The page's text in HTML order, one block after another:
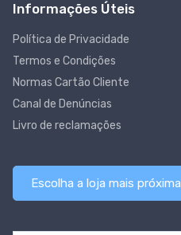
Informações Úteis
Política de Privacidade
Termos e Condições
Normas Cartão Cliente
Canal de Denúncias
Livro de reclamações
Escolha a loja mais próxima